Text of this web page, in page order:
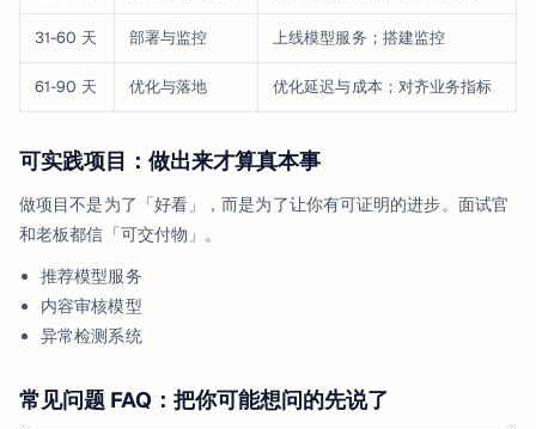
31-60 天 部署与监控 上线模型服务；搭建监控
61-90 天 优化与落地 优化延迟与成本；对齐业务指标
可实践项目：做出来才算真本事
做项目不是为了「好看」，而是为了让你有可证明的进步。面试官
和老板都信「可交付物」。
推荐模型服务
内容审核模型
异常检测系统
常见问题 FAQ：把你可能想问的先说了